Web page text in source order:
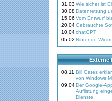
31.03 Wie sicher ist
30.08 Datenrettung
15.06 Vom Entwurf
20.04Gebrauchte
10.04chatGPT
05.02 Nintendo Wii
Externe
08.11 Bill Gates
von Windows
09.04Der Google-
Auflistung
Dienste